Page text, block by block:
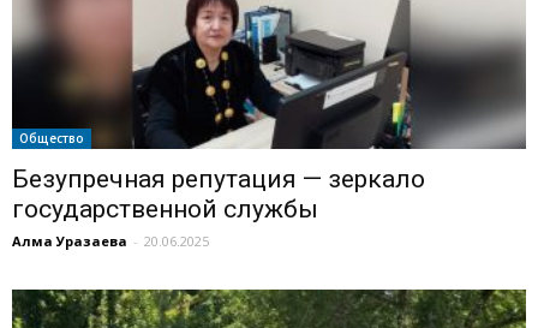
Общество
Безупречная репутация — зеркало
государственной службы
Алма Уразаева - 20.06.2025